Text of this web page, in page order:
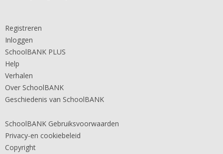
Registreren
Inloggen
SchoolBANK PLUS
Help
Verhalen
Over SchoolBANK
Geschiedenis van SchoolBANK
SchoolBANK Gebruiksvoorwaarden
Privacy-en cookiebeleid
Copyright